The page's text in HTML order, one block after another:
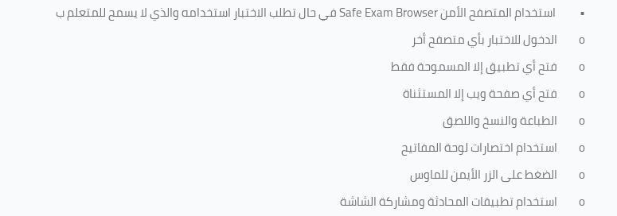
• استخدام المتصفح الأمنSafe Exam Browserفي حال تطلب الاختبار استخدامه والذي لا يسمح للمتعلم ب
o
الدخول للاختبار بأي متصفح أخر
o
فتح أي تطبيق إلا المسموحة فقط
o
فتح أي صفحة ويب إلا المستثناة
o
الطباعة والنسخ واللصق
o
استخدام اختصارات لوحة المفاتيح
o
الضغط على الزر الأيمن للماوس
o
استخدام تطبيقات المحادثة ومشاركة الشاشة